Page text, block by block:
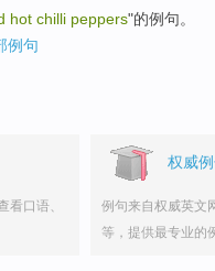
hot chilli peppers"的例句。
例句
看口语、
权威
例句来自权威英文
等，提供最专业的